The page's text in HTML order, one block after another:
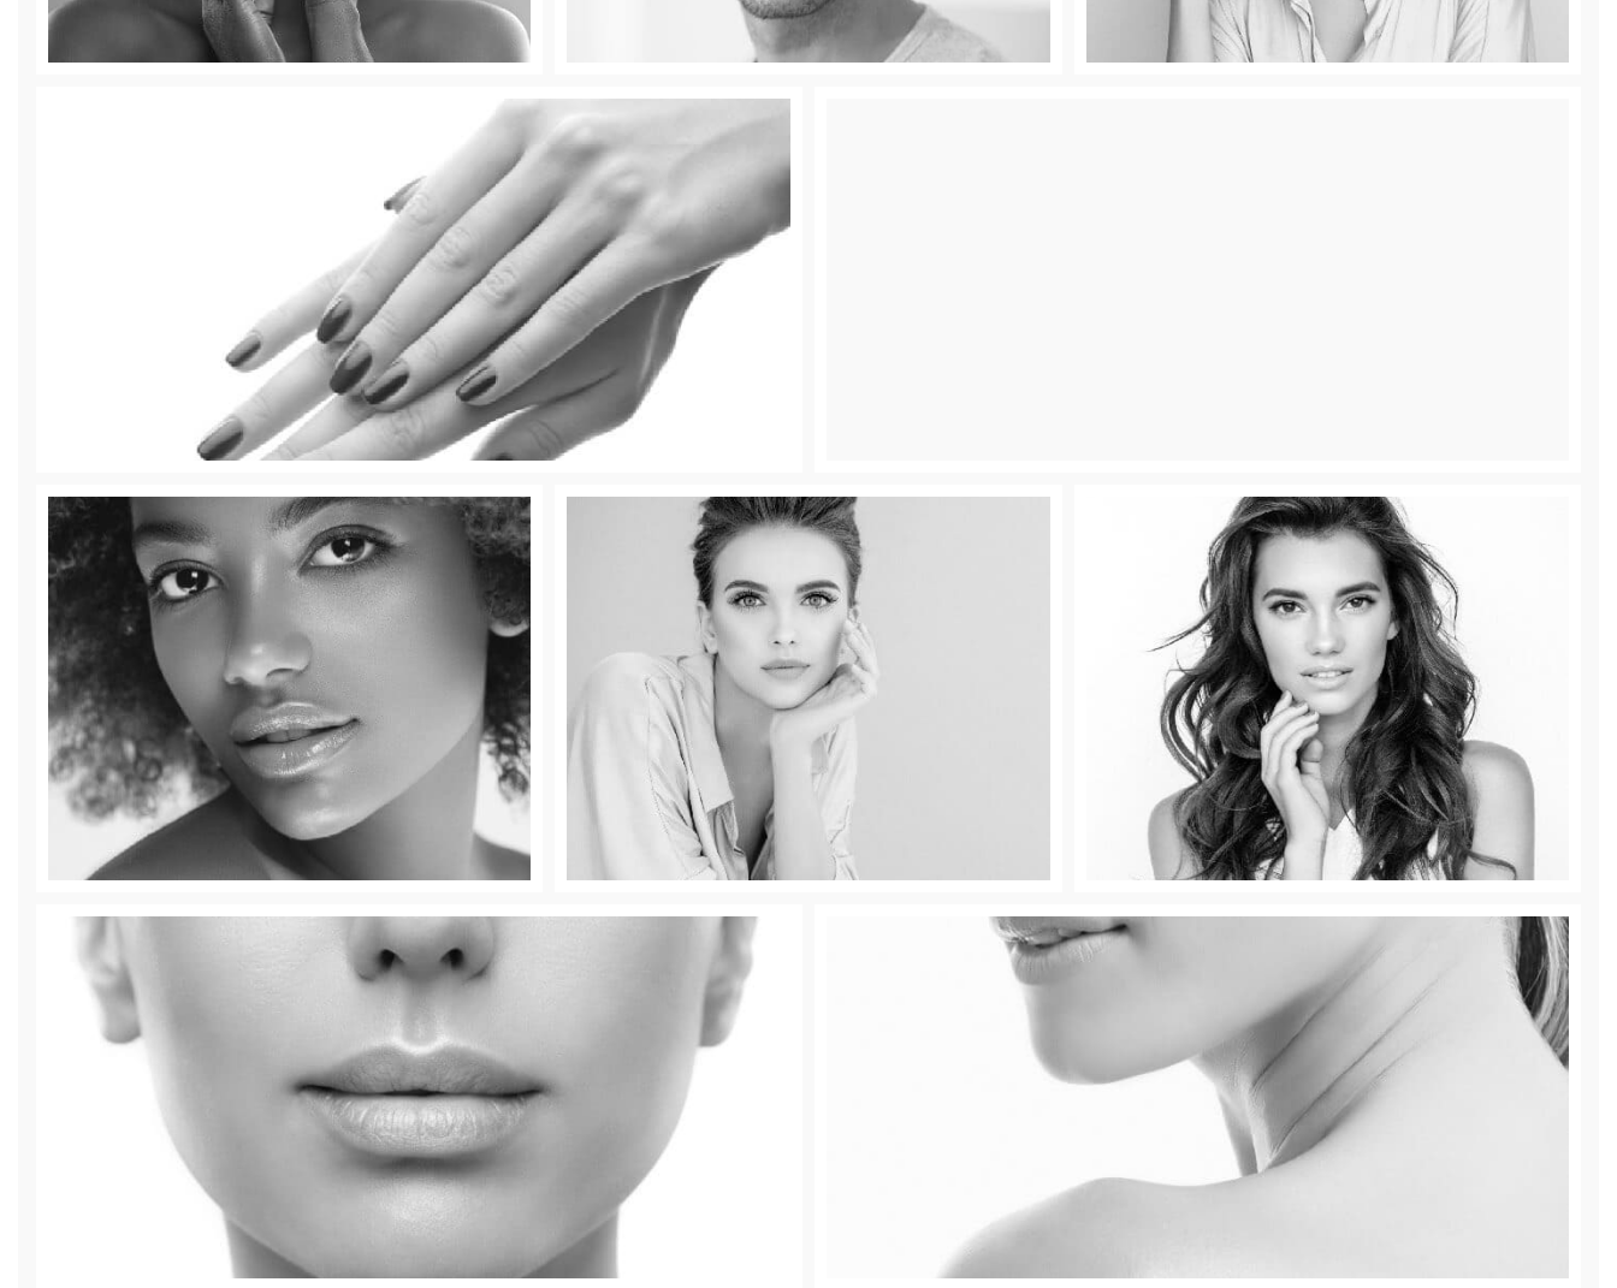
Manos
Rejuvenece y da volumen a las manos | Rellenos Dérmicos
Ojos | Corrección Ojeras
Revoluminiza e hidrata el área bajo los ojos |
Rellenos Dérmicos
Perfilamiento de Pómulos
Perfila, corrige y aumenta los pómulos |
Rellenos Dérmicos
Perfilamiento de Mentón
Perfila, corrige y aumenta el mentón | Rellenos
Dérmicos
Perfilamiento de Labios
Define y aumenta los labios | Rellenos Dérmicos
Perfilamiento de Mandibula
Perfila y corrige la mandíbula | Rellenos Dérmicos